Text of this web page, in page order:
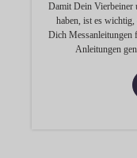
Damit Dein Vierbeiner
haben, ist es
Dich Messanleitungen
Anleitungen